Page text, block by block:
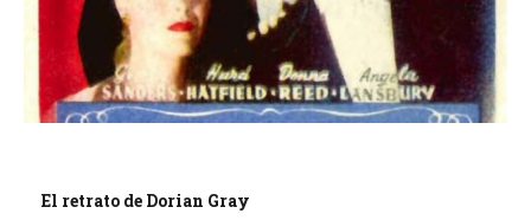
El retrato de Dorian Gray